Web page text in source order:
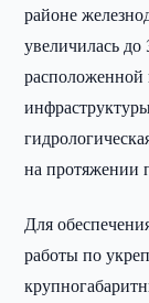
районе
увеличилась
расположенной
на протяжении
Для
работы по